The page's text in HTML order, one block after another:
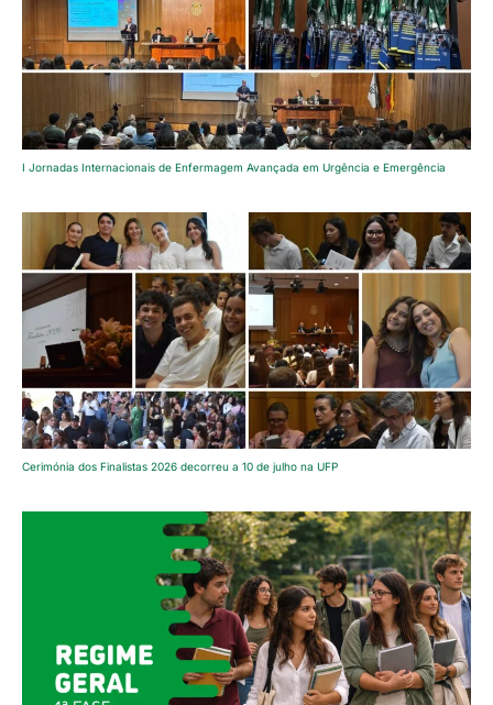
I Jornadas Internacionais de Enfermagem Avançada em Urgência e Emergência
Cerimónia dos Finalistas 2026 decorreu a 10 de julho na UFP